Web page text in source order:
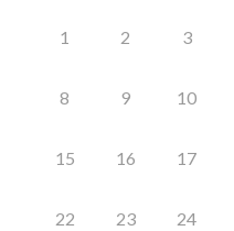
1 2 3
8 9 10
15 16 17
22 23 24